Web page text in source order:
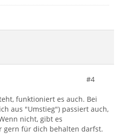
#4
funktioniert es auch. Bei
aus "Umstieg") passiert auch,
nicht, gibt es
gern für dich behalten darfst.